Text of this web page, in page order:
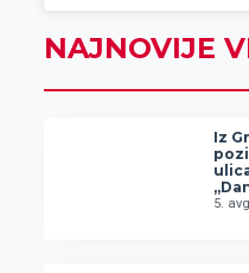
NAJNOVIJE
Iz
5.